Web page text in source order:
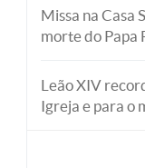
Missa na Casa
morte do Papa
Leão XIV
Igreja e para o